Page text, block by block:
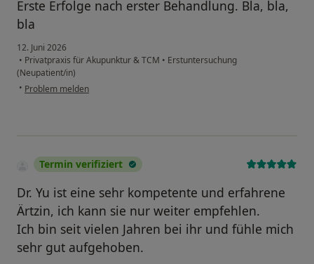
Erste Erfolge nach erster Behandlung. Bla, bla,
bla
12. Juni 2026
• Privatpraxis für Akupunktur & TCM • Erstuntersuchung
(Neupatient/in)
• Problem melden
Termin verifiziert
Dr. Yu ist eine sehr kompetente und erfahrene
Ärtzin, ich kann sie nur weiter empfehlen.
Ich bin seit vielen Jahren bei ihr und fühle mich
sehr gut aufgehoben.